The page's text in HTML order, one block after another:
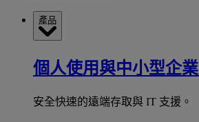
產品
個人使用與中小型企業
安全快速的遠端存取與 IT 支援。